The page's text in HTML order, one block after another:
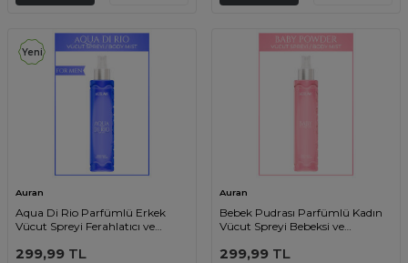
Yeni
Auran
Aqua Di Rio Parfümlü Erkek
Vücut Spreyi Ferahlatıcı ve
Spray 150ml
299,99 TL
Auran
Bebek Pudrası Parfümlü Kadın
Vücut Spreyi Bebeksi ve
Spray 150ml
299,99 TL